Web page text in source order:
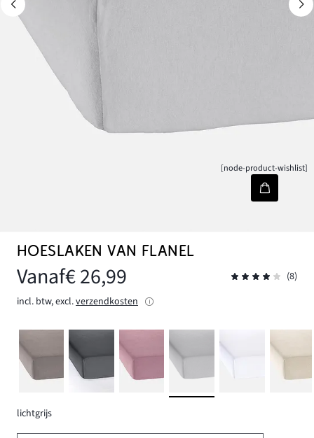
[node-product-wishlist]
HOESLAKEN VAN FLANEL
Vanaf€ 26,99
(8)
incl. btw, excl.verzendkosten
lichtgrijs